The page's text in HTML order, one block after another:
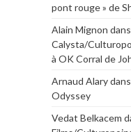
pont rouge » de
Alain Mignon dans
Calysta/
à OK Corral de
Arnaud Alarydans
Odyssey
Vedat Belkacem